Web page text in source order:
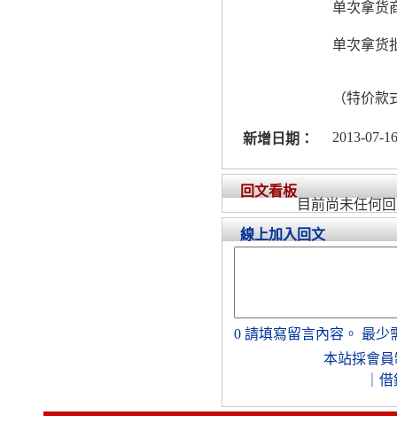
单次拿货
单次拿货
（特价
新增日期： 2013-07-
回文看板
目前尚未任何
線上加入回文
0 請填寫留言內容。 最少
本站採會員
借